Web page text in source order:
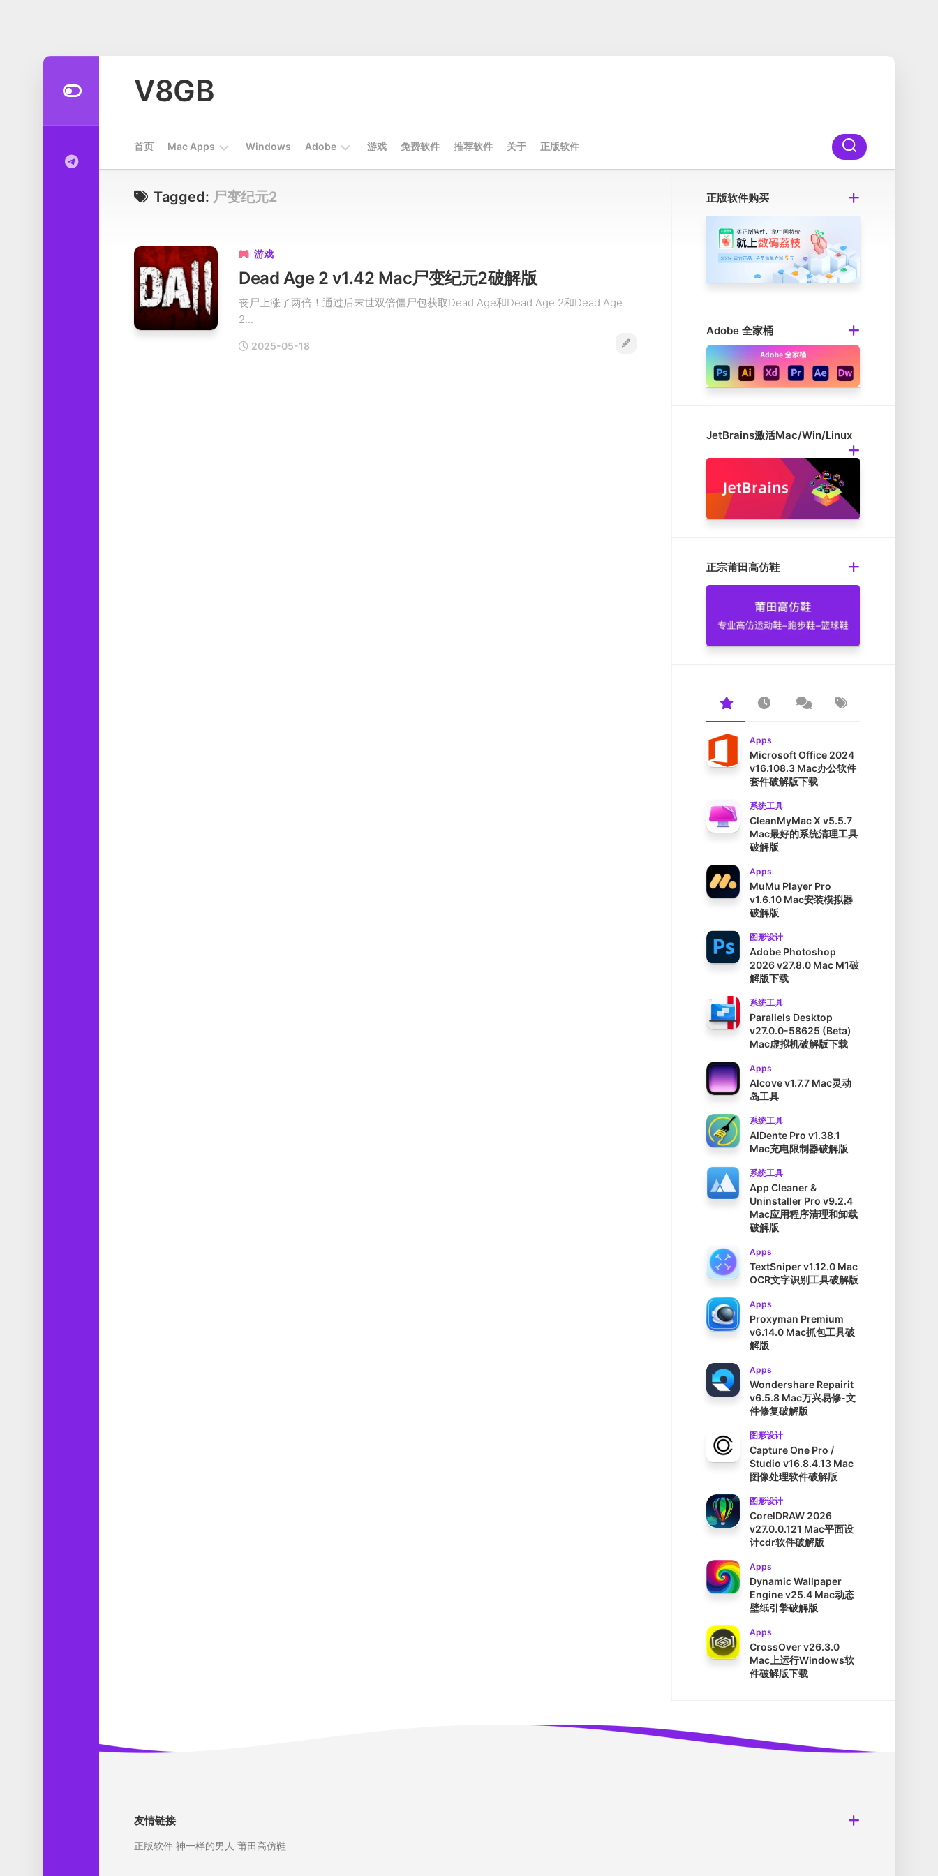
V8GB
首页 Mac Apps
Apps
工
具
系
统
具
Windows Adobe 游戏 免费软件 推荐软件 关于 正版软件
Tagged: 尸变纪元2
 游戏
Dead Age 2 v1.42 Mac尸变纪元2破解版
丧尸上涨了两倍！通过后末世双倍僵尸包获取Dead Age和Dead Age 2和Dead Age
2...
2025-05-18
正版软件购买
Adobe 全家桶
JetBrains激活Mac/Win/Linux
正宗莆田高仿鞋
Apps
Microsoft Office 2024
v16.108.3 Mac办公软件
套件破解版下载
系统工具
CleanMyMac X v5.5.7
Mac最好的系统清理工具
破解版
Apps
MuMu Player Pro
v1.6.10 Mac安装模拟器
破解版
图形设计
Adobe Photoshop
2026 v27.8.0 Mac M1破
解版下载
系统工具
Parallels Desktop
v27.0.0-58625 (Beta)
Mac虚拟机破解版下载
Apps
Alcove v1.7.7 Mac灵动
岛工具
系统工具
AlDente Pro v1.38.1
Mac充电限制器破解版
系统工具
App Cleaner &
Uninstaller Pro v9.2.4
Mac应用程序清理和卸载
破解版
Apps
TextSniper v1.12.0 Mac
OCR文字识别工具破解版
Apps
Proxyman Premium
v6.14.0 Mac抓包工具破
解版
Apps
Wondershare Repairit
v6.5.8 Mac万兴易修-文
件修复破解版
图形设计
Capture One Pro /
Studio v16.8.4.13 Mac
图像处理软件破解版
图形设计
CorelDRAW 2026
v27.0.0.121 Mac平面设
计cdr软件破解版
Apps
Dynamic Wallpaper
Engine v25.4 Mac动态
壁纸引擎破解版
Apps
CrossOver v26.3.0
Mac上运行Windows软
件破解版下载
友情链接
正版软件 神一样的男人 莆田高仿鞋